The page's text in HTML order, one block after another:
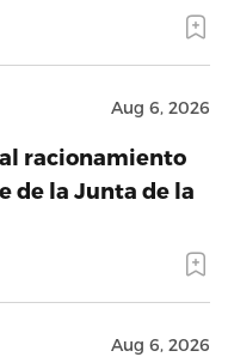
Aug 6, 2026
racionamiento
de la Junta de la
Aug 6, 2026